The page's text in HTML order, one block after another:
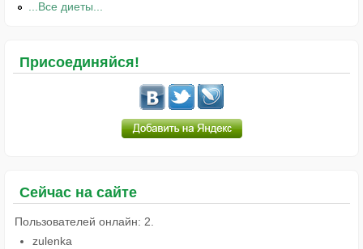
...Все диеты...
Присоединяйся!
Сейчас на сайте
Пользователей онлайн: 2.
zulenka